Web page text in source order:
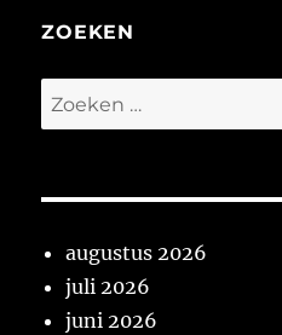
ZOEKEN
Zoeken
naar:
augustus 2026
juli 2026
juni 2026